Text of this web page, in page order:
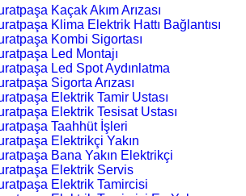
Kaçak Akım Arızası
Klima Elektrik Hattı Bağlantısı
Kombi Sigortası
Led Montajı
Led Spot Aydınlatma
Sigorta Arızası
Elektrik Tamir Ustası
Elektrik Tesisat Ustası
Taahhüt İşleri
Elektrikçi Yakın
Bana Yakın Elektrikçi
Elektrik Servis
Elektrik Tamircisi